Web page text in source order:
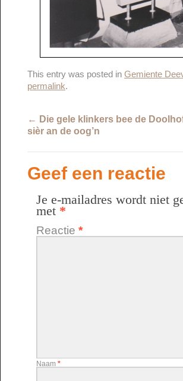
This entry was posted in Gemiente
permalink.
← Die gele klinkers bee de
sièr an de oog’n
Geef een reactie
Je e-mailadres wordt niet
met *
Reactie *
Naam *